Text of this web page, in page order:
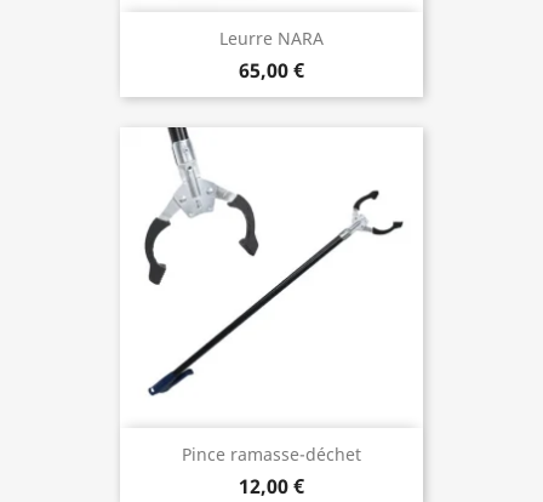
Leurre NARA
65,00 €
Pince ramasse-déchet
12,00 €